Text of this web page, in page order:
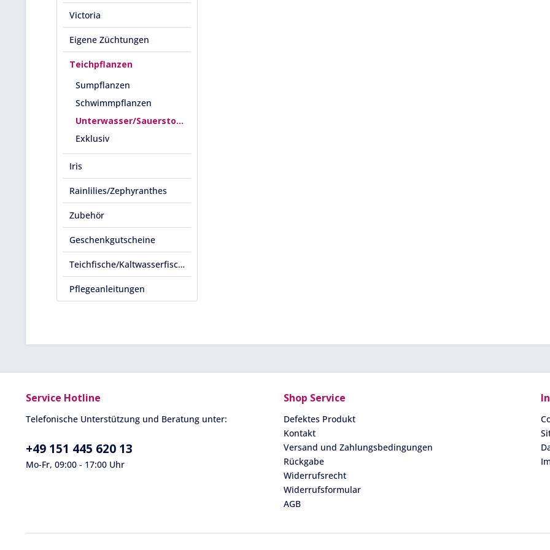
Victoria
Eigene Züchtungen
Teichpflanzen
Sumpflanzen
Schwimmpflanzen
Unterwasser/Sauerstoffpflanzen
Exklusiv
Iris
Rainlilies/Zephyranthes
Zubehör
Geschenkgutscheine
Teichfische/Kaltwasserfische
Pflegeanleitungen
Service Hotline
Telefonische Unterstützung und Beratung unter:
+49 151 445 620 13
Mo-Fr, 09:00 - 17:00 Uhr
Shop Service
Defektes Produkt
Kontakt
Versand und Zahlungsbedingungen
Rückgabe
Widerrufsrecht
Widerrufsformular
AGB